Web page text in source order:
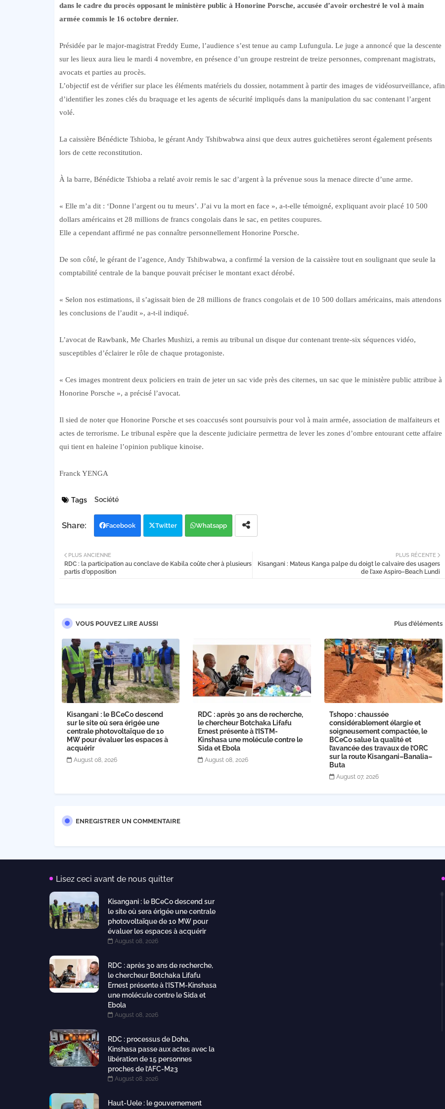
dans le cadre du procès opposant le ministère public à Honorine Porsche, accusée d’avoir orchestré le vol à main
armée commis le 16 octobre dernier.
Présidée par le major-magistrat Freddy Eume, l’audience s’est tenue au camp Lufungula. Le juge a annoncé que la descente
sur les lieux aura lieu le mardi 4 novembre, en présence d’un groupe restreint de treize personnes, comprenant magistrats,
avocats et parties au procès.
L’objectif est de vérifier sur place les éléments matériels du dossier, notamment à partir des images de vidéosurveillance, afin
d’identifier les zones clés du braquage et les agents de sécurité impliqués dans la manipulation du sac contenant l’argent
volé.
La caissière Bénédicte Tshioba, le gérant Andy Tshibwabwa ainsi que deux autres guichetières seront également présents
lors de cette reconstitution.
À la barre, Bénédicte Tshioba a relaté avoir remis le sac d’argent à la prévenue sous la menace directe d’une arme.
« Elle m’a dit : ‘Donne l’argent ou tu meurs’. J’ai vu la mort en face », a-t-elle témoigné, expliquant avoir placé 10 500
dollars américains et 28 millions de francs congolais dans le sac, en petites coupures.
Elle a cependant affirmé ne pas connaître personnellement Honorine Porsche.
De son côté, le gérant de l’agence, Andy Tshibwabwa, a confirmé la version de la caissière tout en soulignant que seule la
comptabilité centrale de la banque pouvait préciser le montant exact dérobé.
« Selon nos estimations, il s’agissait bien de 28 millions de francs congolais et de 10 500 dollars américains, mais attendons
les conclusions de l’audit », a-t-il indiqué.
L’avocat de Rawbank, Me Charles Mushizi, a remis au tribunal un disque dur contenant trente-six séquences vidéo,
susceptibles d’éclairer le rôle de chaque protagoniste.
« Ces images montrent deux policiers en train de jeter un sac vide près des citernes, un sac que le ministère public attribue à
Honorine Porsche », a précisé l’avocat.
Il sied de noter que Honorine Porsche et ses coaccusés sont poursuivis pour vol à main armée, association de malfaiteurs et
actes de terrorisme. Le tribunal espère que la descente judiciaire permettra de lever les zones d’ombre entourant cette affaire
qui tient en haleine l’opinion publique kinoise.
Franck YENGA
Tags Société
Facebook Twitter Whatsapp
PLUS RÉCENTE
Kisangani : Mateus Kanga palpe du doigt le calvaire des usagers
de l’axe Aspiro–Beach Lundi
PLUS ANCIENNE
RDC : la participation au conclave de Kabila coûte cher à plusieurs
partis d’opposition
VOUS POUVEZ LIRE AUSSI Plus d'éléments
Kisangani : le BCeCo descend
sur le site où sera érigée une
centrale photovoltaïque de 10
MW pour évaluer les espaces à
acquérir
August 08, 2026
RDC : après 30 ans de recherche,
le chercheur Botchaka Lifafu
Ernest présente à l’ISTM-
Kinshasa une molécule contre le
Sida et Ebola
August 08, 2026
Tshopo : chaussée
considérablement élargie et
soigneusement compactée, le
BCeCo salue la qualité et
l’avancée des travaux de l’ORC
sur la route Kisangani–Banalia–
Buta
August 07, 2026
ENREGISTRER UN COMMENTAIRE
Lisez ceci avant de nous quitter
Kisangani : le BCeCo descend sur
le site où sera érigée une centrale
photovoltaïque de 10 MW pour
évaluer les espaces à acquérir
August 08, 2026
RDC : après 30 ans de recherche,
le chercheur Botchaka Lifafu
Ernest présente à l’ISTM-Kinshasa
une molécule contre le Sida et
Ebola
August 08, 2026
RDC : processus de Doha,
Kinshasa passe aux actes avec la
libération de 15 personnes
proches de l’AFC-M23
August 08, 2026
Haut-Uele : le gouvernement